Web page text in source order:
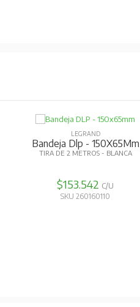
LEGRAND
Angulo Exterior - 50X80Mm
PARA BANDEJA DLP - GRIS
$14.545 C/U
SKU 260160540